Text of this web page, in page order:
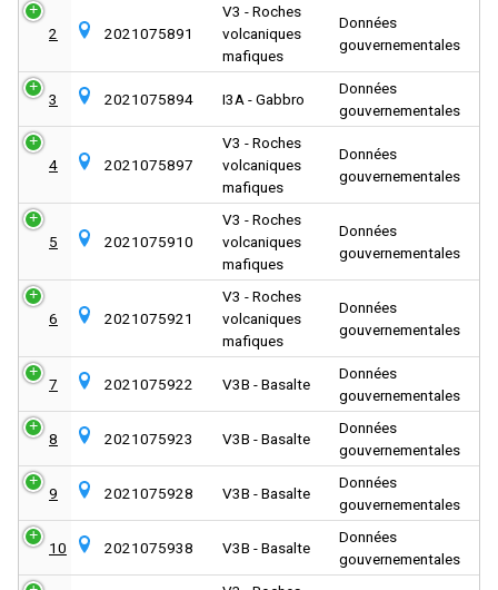
2 2021075891
V3 - Roches
volcaniques
mafiques
Données
gouvernementales
3 2021075894 I3A - Gabbro
Données
gouvernementales
4 2021075897
V3 - Roches
volcaniques
mafiques
Données
gouvernementales
5 2021075910
V3 - Roches
volcaniques
mafiques
Données
gouvernementales
6 2021075921
V3 - Roches
volcaniques
mafiques
Données
gouvernementales
7 2021075922 V3B - Basalte
Données
gouvernementales
8 2021075923 V3B - Basalte
Données
gouvernementales
9 2021075928 V3B - Basalte
Données
gouvernementales
10 2021075938 V3B - Basalte
Données
gouvernementales